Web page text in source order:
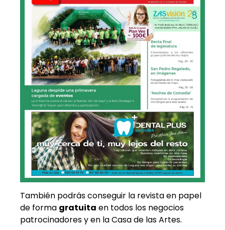
También podrás conseguir la revista en papel
de forma gratuita en todos los negocios
patrocinadores y en la Casa de las Artes.